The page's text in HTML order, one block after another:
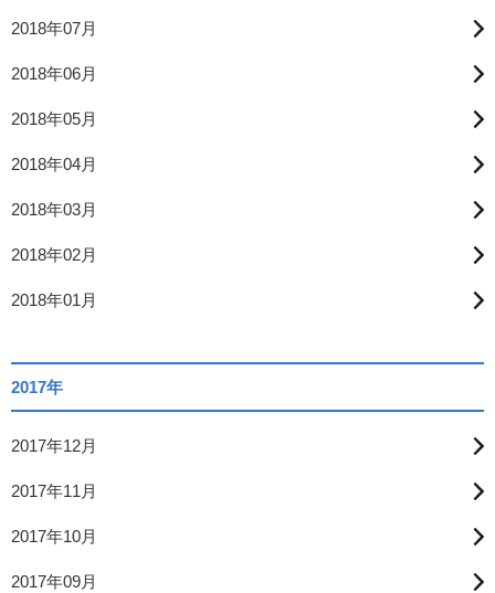
2018年07月
2018年06月
2018年05月
2018年04月
2018年03月
2018年02月
2018年01月
2017年
2017年12月
2017年11月
2017年10月
2017年09月